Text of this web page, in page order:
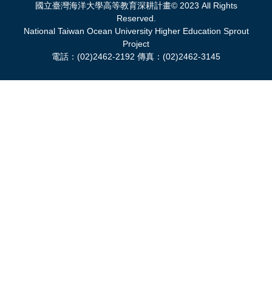
國立臺灣海洋大學高等教育深耕計畫© 2023 All Rights
Reserved.
National Taiwan Ocean University Higher Education Sprout
Project
電話：(02)2462-2192 傳真：(02)2462-3145